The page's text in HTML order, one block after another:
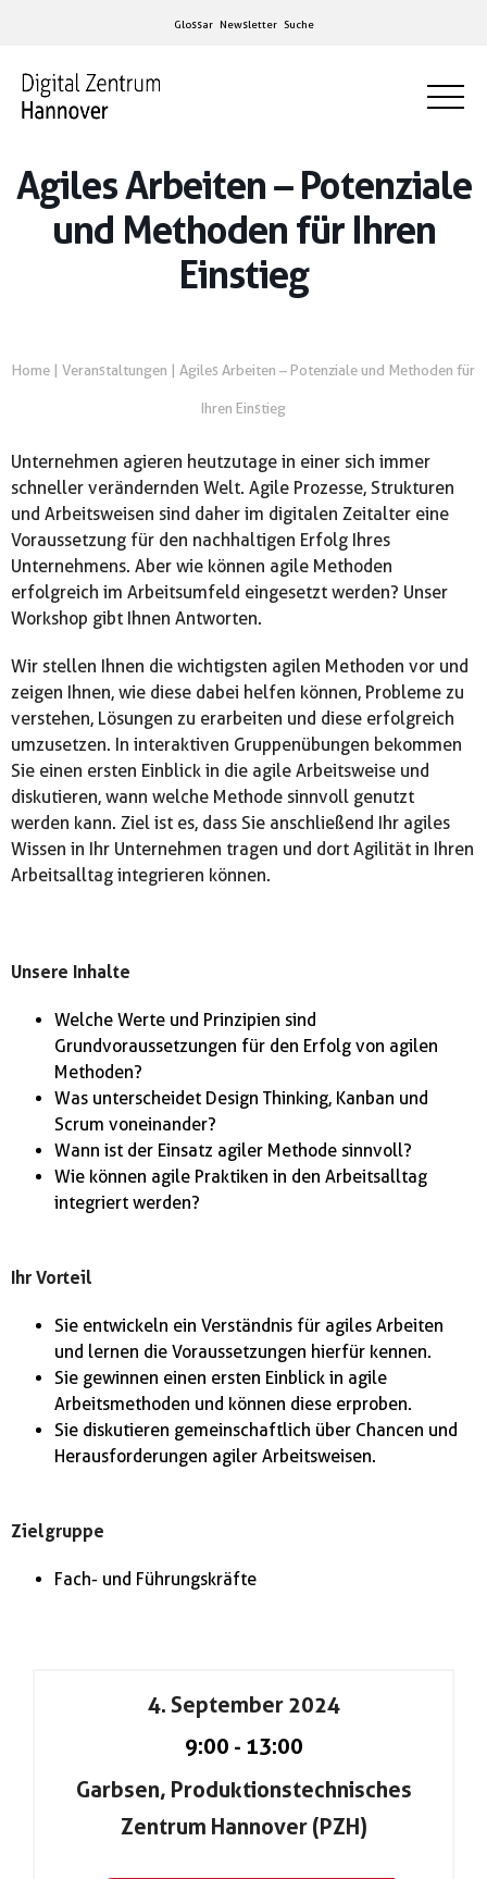
Glossar Newsletter Suche
Agiles Arbeiten – Potenziale
und Methoden für Ihren
Einstieg
Home | Veranstaltungen | Agiles Arbeiten – Potenziale und Methoden für
Ihren Einstieg
Unternehmen agieren heutzutage in einer sich immer
schneller verändernden Welt. Agile Prozesse, Strukturen
und Arbeitsweisen sind daher im digitalen Zeitalter eine
Voraussetzung für den nachhaltigen Erfolg Ihres
Unternehmens. Aber wie können agile Methoden
erfolgreich im Arbeitsumfeld eingesetzt werden? Unser
Workshop gibt Ihnen Antworten.
Wir stellen Ihnen die wichtigsten agilen Methoden vor und
zeigen Ihnen, wie diese dabei helfen können, Probleme zu
verstehen, Lösungen zu erarbeiten und diese erfolgreich
umzusetzen. In interaktiven Gruppenübungen bekommen
Sie einen ersten Einblick in die agile Arbeitsweise und
diskutieren, wann welche Methode sinnvoll genutzt
werden kann. Ziel ist es, dass Sie anschließend Ihr agiles
Wissen in Ihr Unternehmen tragen und dort Agilität in Ihren
Arbeitsalltag integrieren können.
Unsere Inhalte
Welche Werte und Prinzipien sind
Grundvoraussetzungen für den Erfolg von agilen
Methoden?
Was unterscheidet Design Thinking, Kanban und
Scrum voneinander?
Wann ist der Einsatz agiler Methode sinnvoll?
Wie können agile Praktiken in den Arbeitsalltag
integriert werden?
Ihr Vorteil
Sie entwickeln ein Verständnis für agiles Arbeiten
und lernen die Voraussetzungen hierfür kennen.
Sie gewinnen einen ersten Einblick in agile
Arbeitsmethoden und können diese erproben.
Sie diskutieren gemeinschaftlich über Chancen und
Herausforderungen agiler Arbeitsweisen.
Zielgruppe
Fach- und Führungskräfte
4. September 2024
9:00 - 13:00
Garbsen, Produktionstechnisches
Zentrum Hannover (PZH)